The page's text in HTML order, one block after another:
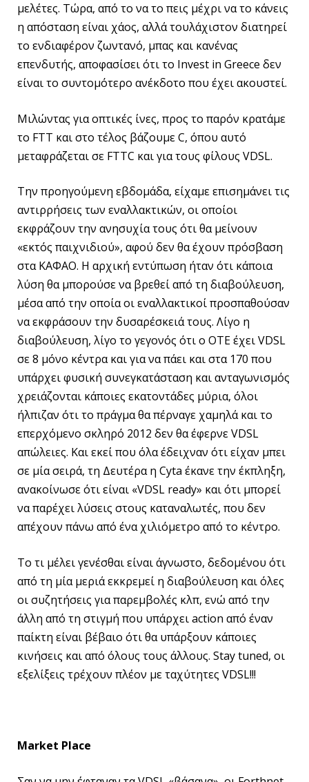
μελέτες. Τώρα, από το να το πεις μέχρι να το κάνεις
η απόσταση είναι χάος, αλλά τουλάχιστον διατηρεί
το ενδιαφέρον ζωντανό, μπας και κανένας
επενδυτής, αποφασίσει ότι το Invest in Greece δεν
είναι το συντομότερο ανέκδοτο που έχει ακουστεί.
Μιλώντας για οπτικές ίνες, προς το παρόν κρατάμε
το FTT και στο τέλος βάζουμε C, όπου αυτό
μεταφράζεται σε FTTC και για τους φίλους VDSL.
Την προηγούμενη εβδομάδα, είχαμε επισημάνει τις
αντιρρήσεις των εναλλακτικών, οι οποίοι
εκφράζουν την ανησυχία τους ότι θα μείνουν
«εκτός παιχνιδιού», αφού δεν θα έχουν πρόσβαση
στα ΚΑΦΑΟ. Η αρχική εντύπωση ήταν ότι κάποια
λύση θα μπορούσε να βρεθεί από τη διαβούλευση,
μέσα από την οποία οι εναλλακτικοί προσπαθούσαν
να εκφράσουν την δυσαρέσκειά τους. Λίγο η
διαβούλευση, λίγο το γεγονός ότι ο ΟΤΕ έχει VDSL
σε 8 μόνο κέντρα και για να πάει και στα 170 που
υπάρχει φυσική συνεγκατάσταση και ανταγωνισμός
χρειάζονται κάποιες εκατοντάδες μύρια, όλοι
ήλπιζαν ότι το πράγμα θα πέρναγε χαμηλά και το
επερχόμενο σκληρό 2012 δεν θα έφερνε VDSL
απώλειες. Και εκεί που όλα έδειχναν ότι είχαν μπει
σε μία σειρά, τη Δευτέρα η Cyta έκανε την έκπληξη,
ανακοίνωσε ότι είναι «VDSL ready» και ότι μπορεί
να παρέχει λύσεις στους καταναλωτές, που δεν
απέχουν πάνω από ένα χιλιόμετρο από το κέντρο.
Το τι μέλει γενέσθαι είναι άγνωστο, δεδομένου ότι
από τη μία μεριά εκκρεμεί η διαβούλευση και όλες
οι συζητήσεις για παρεμβολές κλπ, ενώ από την
άλλη από τη στιγμή που υπάρχει action από έναν
παίκτη είναι βέβαιο ότι θα υπάρξουν κάποιες
κινήσεις και από όλους τους άλλους. Stay tuned, οι
εξελίξεις τρέχουν πλέον με ταχύτητες VDSL!!!
Market Place